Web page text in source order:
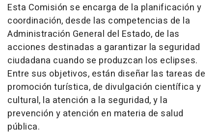
Esta Comisión se encarga de la planificación y
coordinación, desde las competencias de la
Administración General del Estado, de las
acciones destinadas a garantizar la seguridad
ciudadana cuando se produzcan los eclipses.
Entre sus objetivos, están diseñar las tareas de
promoción turística, de divulgación científica y
cultural, la atención a la seguridad, y la
prevención y atención en materia de salud
pública.